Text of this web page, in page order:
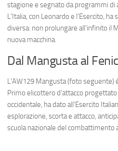
stagione e segnato da programmi
L’Italia, con Leonardo e l’Esercito,
diversa: non prolungare all’infinito il
nuova macchina.
Dal Mangusta al
L’AW129 Mangusta (foto
Primo elicottero d’attacco
occidentale, ha dato all’Esercito
esplorazione, scorta e attacco,
scuola nazionale del combattimento